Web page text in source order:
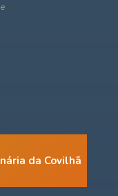
da Covilhã